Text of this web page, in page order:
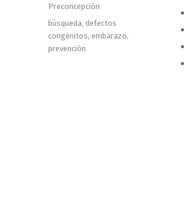
Preconcepción
Etiquetas
búsqueda,defectos
congénitos,embarazo,
prevención